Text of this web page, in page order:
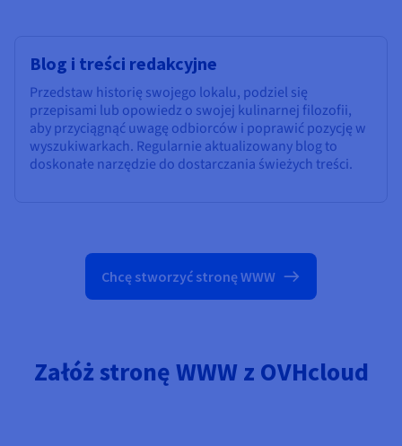
Blog i treści redakcyjne
Przedstaw historię swojego lokalu, podziel się
przepisami lub opowiedz o swojej kulinarnej filozofii,
aby przyciągnąć uwagę odbiorców i poprawić pozycję w
wyszukiwarkach. Regularnie aktualizowany blog to
doskonałe narzędzie do dostarczania świeżych treści.
Chcę stworzyć stronę WWW
Załóż stronę WWW z OVHcloud